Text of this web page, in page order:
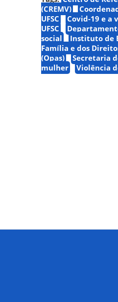
(CREMV)
UFSC
Covid-19 e a
UFSC
social
Instituto de
Família e dos
(Opas)
Secretaria
mulher
Violência